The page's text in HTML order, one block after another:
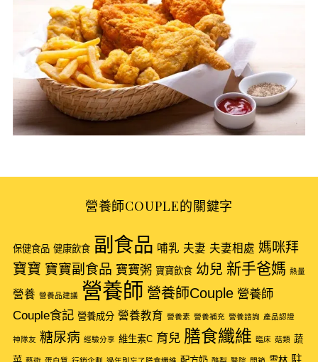
r
:
營養師COUPLE的關鍵字
保健食品 健康飲食 副食品 哺乳 夫妻 夫妻相處 媽咪拜
寶寶 寶寶副食品 寶寶粥 寶寶飲食 幼兒 新手爸媽 熱量
營養 營養品建議 營養師 營養師Couple 營養師
Couple食記 營養成分 營養教育 營養素 營養補充 營養諮詢 產品認證
神隊友 糖尿病 經驗分享 維生素C 育兒 膳食纖維 臨床 菇類 蔬
駐
S
a
r
h
f
o